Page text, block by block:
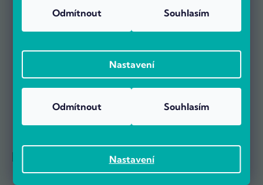
Nastavení
Odmítnout Souhlasím
Nastavení
Odmítnout Souhlasím
na portálu Heureka.cz.
Recenze zákazníků z Heureky
Reference firem